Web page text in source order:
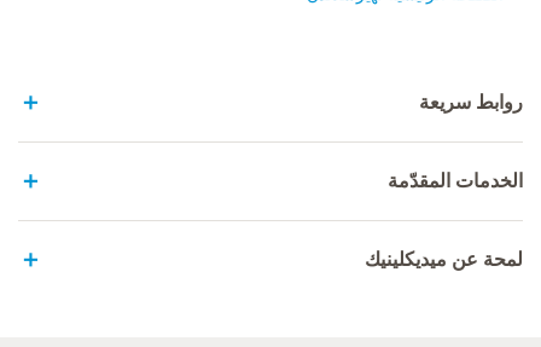
روابط سريعة
الخدمات المقدّمة
لمحة عن ميديكلينيك